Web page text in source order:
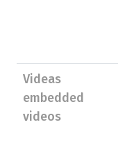
Videas
embedded
videos